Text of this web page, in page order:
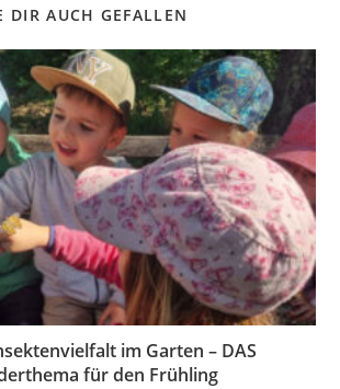
DIR AUCH GEFALLEN
im Garten – DAS
für den Frühling